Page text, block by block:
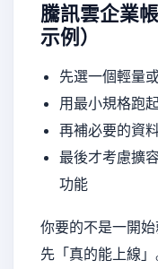
騰訊雲企業
示例）
先選一個輕量
用最小規格跑
再補必要的資
最後才考慮擴
功能
你要的不是一開
先「真的能上線」